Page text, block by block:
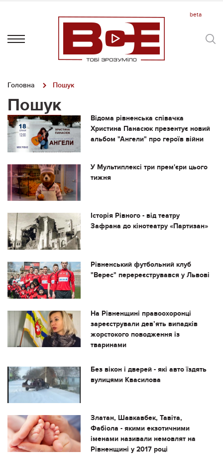
Головна Пошук
Пошук
Відома рівненська співачка
Христина Панасюк презентує новий
альбом "Ангели" про героїв війни
У Мультиплексі три прем'єри цього
тижня
Історія Рівного - від театру
Зафрана до кінотеатру «Партизан»
Рівненський футбольний клуб
"Верес" перереєструвався у Львові
На Рівненщині правоохоронці
зареєстрували дев’ять випадків
жорстокого поводження із
тваринами
Без вікон і дверей - які авто їздять
вулицями Квасилова
Златан, Шавкавбек, Тавіта,
Фабіола - якими екзотичними
іменами називали немовлят на
Рівненщині у 2017 році